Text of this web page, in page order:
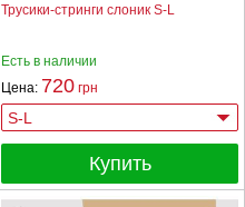
Трусики-стринги слоник S-L
Есть в наличии
Цена: 720 грн
Купить